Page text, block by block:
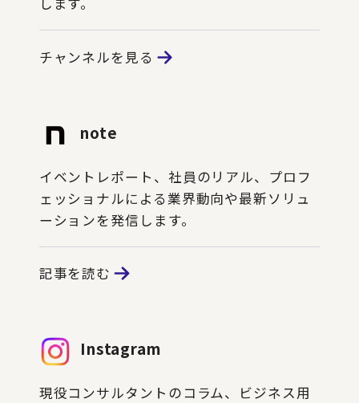
チャンネルを見る
note
イベントレポート、社員のリアル、プロフ
ェッショナルによる業界動向や最新ソリュ
ーションを発信します。
記事を読む
Instagram
現役コンサルタントのコラム、ビジネス用